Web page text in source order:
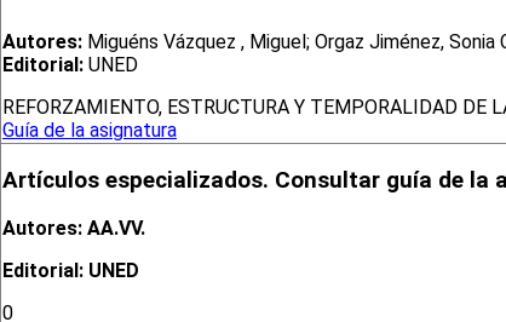
Autores: Miguéns Vázquez , Miguel; Orgaz Jiménez,
Editorial: UNED
REFORZAMIENTO, ESTRUCTURA Y TEMPORALIDAD DE
Guía de la asignatura
Artículos especializados. Consultar guía de la
Autores: AA.VV.
Editorial: UNED
0